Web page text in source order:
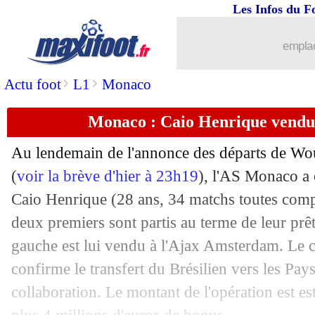
Actu foot> L1 > Monaco
Les Infos du
Monaco : Caio Henrique
Au lendemain de l'annonce des départs de
(voir la brève d'hier à 23h19), l'AS Monaco a
Caio Henrique (28 ans, 34 matchs toutes
deux premiers sont partis au terme de leur
gauche est lui vendu à l'Ajax Amsterdam. Le
confirme le transfert du Brésilien vers les
collaboration. Le montant de l'opération est
Gérone
30/06 Monaco: Diatta s'en va aussi
30/06 Allemagne: Klopp charge Undav
30/06 CAN: l'élargissement rejeté
30/06 Suède : K. Källström - "tout peut
30/06 Bayern : Hainer ferme encore la
30/06 PSG: Barcola, c'est au moins 135